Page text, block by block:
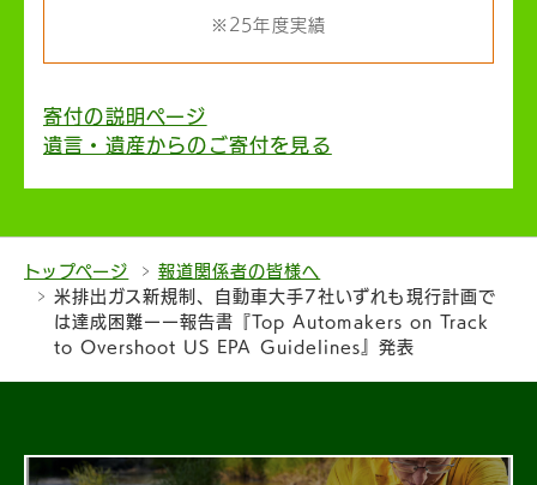
※25年度実績
寄付の説明ページ
遺言・遺産からのご寄付を見る
トップページ
報道関係者の皆様へ
米排出ガス新規制、自動車大手7社いずれも現行計画で
は達成困難ーー報告書『Top Automakers on Track
to Overshoot US EPA Guidelines』発表